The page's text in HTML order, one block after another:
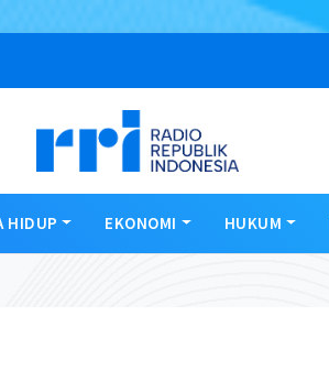
HIDUP EKONOMI HUKUM